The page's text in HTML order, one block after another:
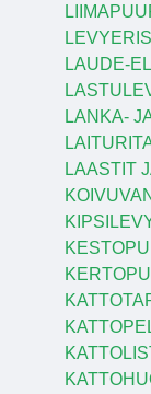
LAUDE-
LANKA-
LAASTIT